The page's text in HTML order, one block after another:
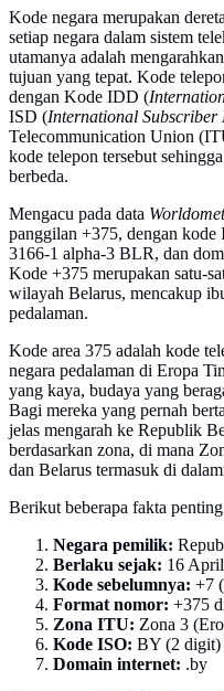
Kode negara merupakan
setiap negara dalam sistem
utamanya adalah
tujuan yang tepat. Kode
dengan Kode IDD (
ISD (International
Telecommunication Union
kode telepon tersebut
berbeda.
Mengacu pada data
panggilan +375, dengan
3166-1 alpha-3 BLR, dan
Kode +375 merupakan satu-
wilayah Belarus, mencakup
pedalaman.
Kode area 375 adalah kode
negara pedalaman di Eropa
yang kaya, budaya yang
Bagi mereka yang pernah
jelas mengarah ke Republik
berdasarkan zona, di mana
dan Belarus termasuk di
Berikut beberapa fakta
Negara pemilik:
Berlaku sejak: 16
Kode sebelumnya: +7
Format nomor: +375
Zona ITU: Zona 3
Kode ISO: BY (2
Domain internet: .by